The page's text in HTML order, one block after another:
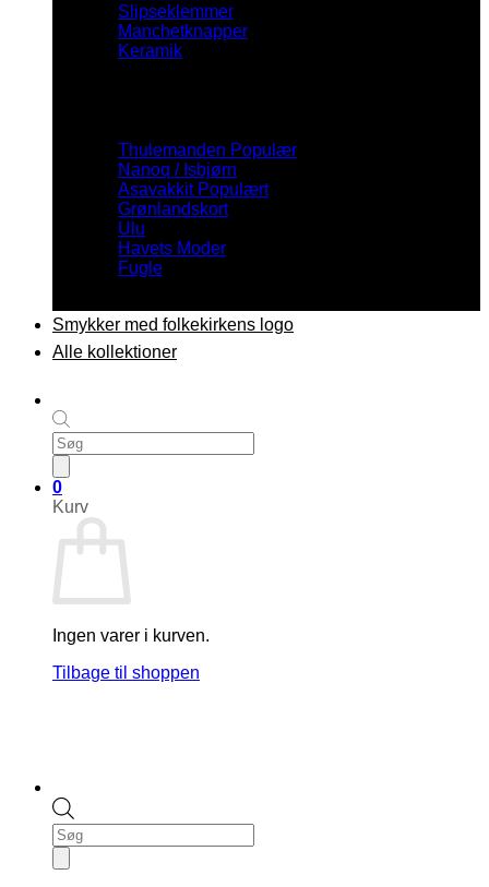
Products
search
0
Kurv
Ingen varer i kurven.
Tilbage til shoppen
Slipseklemmer
Manchetknapper
Keramik
Thulemanden
Nanoq / Isbjørn
Asavakkit
Grønlandskort
Ulu
Havets Moder
Fugle
Smykker med folkekirkens logo
Alle kollektioner
Products
search